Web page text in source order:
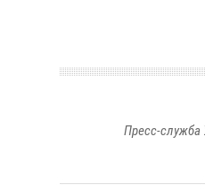
Пресс-служба